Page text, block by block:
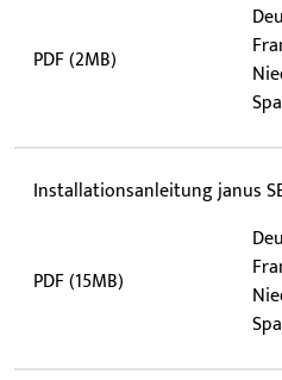
PDF (2MB)
Installationsanleitung janus
PDF (15MB)